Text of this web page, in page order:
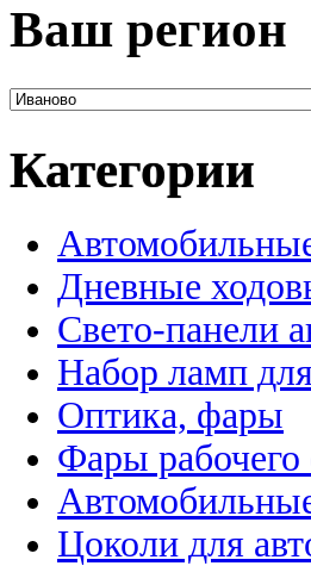
Ваш регион
Категории
Дневные
Свето-панели
Набор ламп
Оптика, фары
Фары рабочего
Цоколи для